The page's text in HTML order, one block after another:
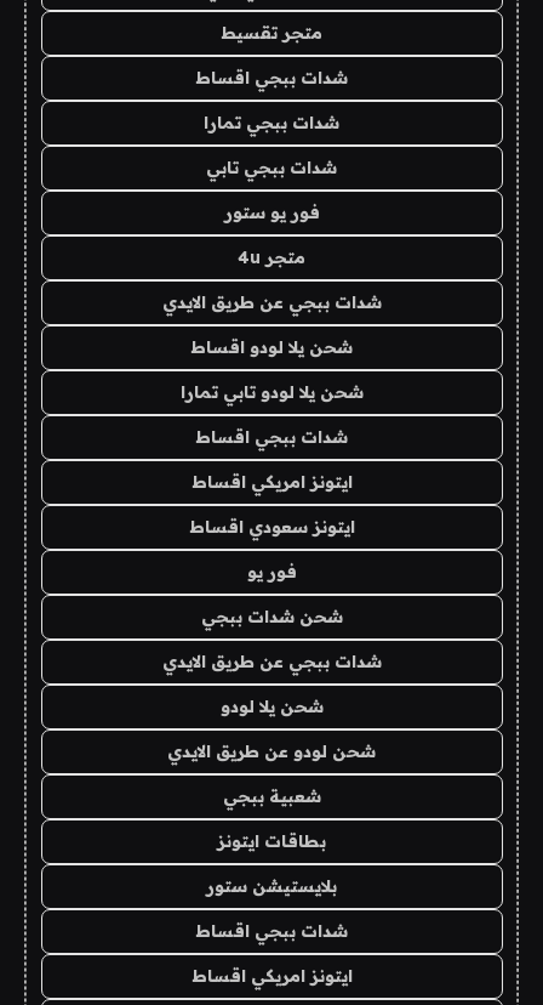
متجر تقسيط
شدات ببجي اقساط
شدات ببجي تمارا
شدات ببجي تابي
فور يو ستور
متجر 4u
شدات ببجي عن طريق الايدي
شحن يلا لودو اقساط
شحن يلا لودو تابي تمارا
شدات ببجي اقساط
ايتونز امريكي اقساط
ايتونز سعودي اقساط
فور يو
شحن شدات ببجي
شدات ببجي عن طريق الايدي
شحن يلا لودو
شحن لودو عن طريق الايدي
شعبية ببجي
بطاقات ايتونز
بلايستيشن ستور
شدات ببجي اقساط
ايتونز امريكي اقساط